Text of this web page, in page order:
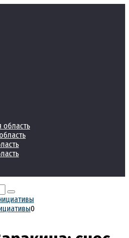
область
0